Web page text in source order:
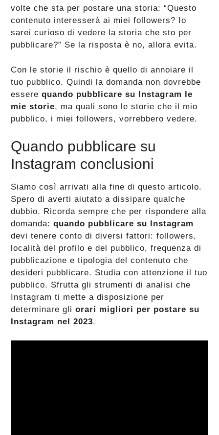
volte che sta per postare una storia: “Questo
contenuto interesserà ai miei followers? Io
sarei curioso di vedere la storia che sto per
pubblicare?” Se la risposta è no, allora evita.
Con le storie il rischio è quello di annoiare il
tuo pubblico. Quindi la domanda non dovrebbe
esserequando pubblicare su Instagram le
mie storie, ma quali sono le storie che il mio
pubblico, i miei followers, vorrebbero vedere.
Quando pubblicare su
Instagram conclusioni
Siamo così arrivati alla fine di questo articolo.
Spero di averti aiutato a dissipare qualche
dubbio. Ricorda sempre che per rispondere alla
domanda:quando pubblicare su Instagram
devi tenere conto di diversi fattori: followers,
località del profilo e del pubblico, frequenza di
pubblicazione e tipologia del contenuto che
desideri pubblicare. Studia con attenzione il tuo
pubblico. Sfrutta gli strumenti di analisi che
Instagram ti mette a disposizione per
determinare gliorari migliori per postare su
Instagram nel 2023.